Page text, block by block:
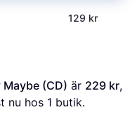
129 kr
(CD) är 229 kr,
nu hos 1 butik.